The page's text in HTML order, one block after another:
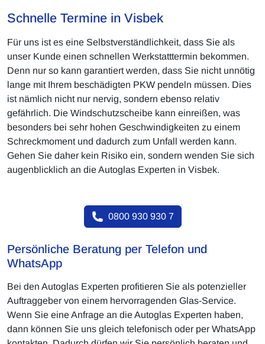
Schnelle Termine in Visbek
Für uns ist es eine Selbstverständlichkeit, dass Sie als
unser Kunde einen schnellen Werkstatttermin bekommen.
Denn nur so kann garantiert werden, dass Sie nicht unnötig
lange mit Ihrem beschädigten PKW pendeln müssen. Dies
ist nämlich nicht nur nervig, sondern ebenso relativ
gefährlich. Die Windschutzscheibe kann einreißen, was
besonders bei sehr hohen Geschwindigkeiten zu einem
Schreckmoment und dadurch zum Unfall werden kann.
Gehen Sie daher kein Risiko ein, sondern wenden Sie sich
augenblicklich an die Autoglas Experten in Visbek.
0800 930 930 7
Persönliche Beratung per Telefon und
WhatsApp
Bei den Autoglas Experten profitieren Sie als potenzieller
Auftraggeber von einem hervorragenden Glas-Service.
Wenn Sie eine Anfrage an die Autoglas Experten haben,
dann können Sie uns gleich telefonisch oder per WhatsApp